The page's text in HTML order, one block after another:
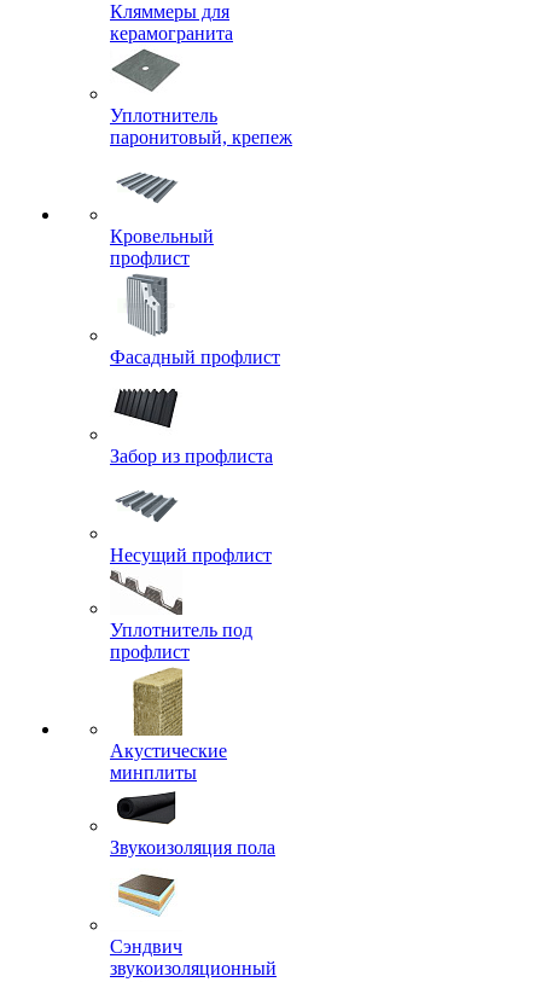
Кляммеры для
керамогранита
Уплотнитель
паронитовый, крепеж
Кровельный
профлист
Фасадный профлист
Забор из профлиста
Несущий профлист
Уплотнитель под
профлист
Акустические
минплиты
Звукоизоляция пола
Сэндвич
звукоизоляционный